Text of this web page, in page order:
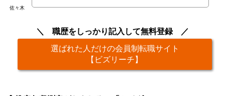
佐々木
職歴をしっかり記入して無料登録
選ばれた人だけの会員制転職サイト
【ビズリーチ】